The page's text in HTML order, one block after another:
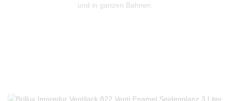
und in ganzen Bahnen.